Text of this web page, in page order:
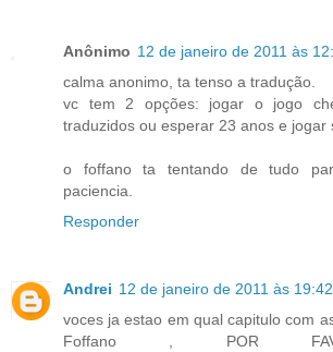
Anônimo 12 de janeiro de 2011 às
calma anonimo, ta tenso a tradução.
vc tem 2 opções: jogar o jogo
traduzidos ou esperar 23 anos e jogar
o foffano ta tentando de tudo
paciencia.
Responder
Andrei 12 de janeiro de 2011 às 19:42
voces ja estao em qual capitulo com
Foffano , POR